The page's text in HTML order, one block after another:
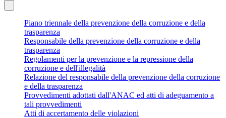
Piano triennale della prevenzione della corruzione e della
trasparenza
Responsabile della prevenzione della corruzione e della
trasparenza
Regolamenti per la prevenzione e la repressione della
corruzione e dell'illegalità
Relazione del responsabile della prevenzione della corruzione
e della trasparenza
Provvedimenti adottati dall'ANAC ed atti di adeguamento a
tali provvedimenti
Atti di accertamento delle violazioni